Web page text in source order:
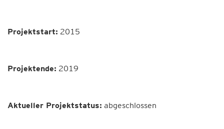
Projektstart: 2015
Projektende: 2019
Aktueller Projektstatus: abgeschlossen